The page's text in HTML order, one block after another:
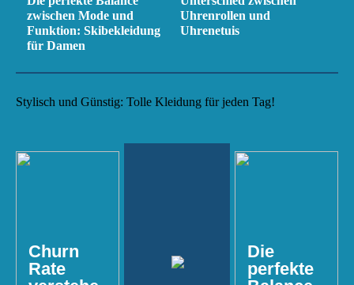
zwischen Mode und
Funktion: Skibekleidung
für Damen
Uhrenrollen und
Uhrenetuis
Stylisch und Günstig: Tolle Kleidung für jeden Tag!
Churn
Rate
Die
perfekte